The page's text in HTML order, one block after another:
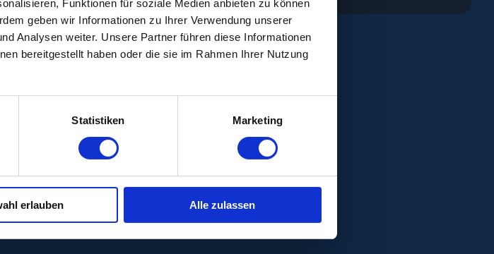
Funktionen für soziale Medien anbieten zu können
geben wir Informationen zu Ihrer Verwendung unserer
Analysen weiter. Unsere Partner führen diese Informationen
bereitgestellt haben oder die sie im Rahmen Ihrer Nutzung
Statistiken Marketing
erlauben Alle zulassen